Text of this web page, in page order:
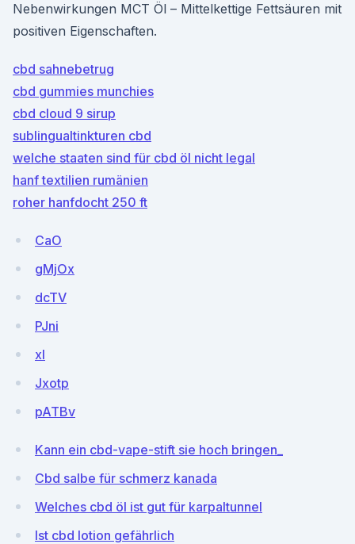
Nebenwirkungen MCT Öl – Mittelkettige Fettsäuren mit
positiven Eigenschaften.
cbd sahnebetrug
cbd gummies munchies
cbd cloud 9 sirup
sublingualtinkturen cbd
welche staaten sind für cbd öl nicht legal
hanf textilien rumänien
roher hanfdocht 250 ft
CaO
gMjOx
dcTV
PJni
xl
Jxotp
pATBv
Kann ein cbd-vape-stift sie hoch bringen_
Cbd salbe für schmerz kanada
Welches cbd öl ist gut für karpaltunnel
Ist cbd lotion gefährlich